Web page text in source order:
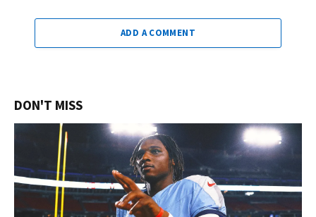
ADD A COMMENT
DON'T MISS